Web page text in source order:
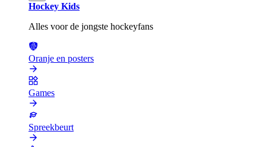
Hockey Kids
Alles voor de jongste hockeyfans
Oranje en posters
Games
Spreekbeurt